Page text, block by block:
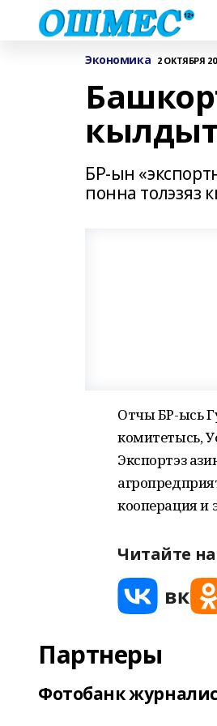
Экономика 2 ОКТЯБРЯ
БР-ын
понна толэзяз
Отчы БР-ысь
комитетысь,
Экспортэз
кооперация и
Читайте
Партнеры
Фотобанк